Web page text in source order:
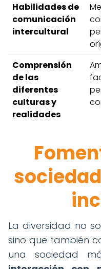
Habilidades de
comunicación
intercultural
Comprensión
de las
diferentes
culturas y
realidades
La diversidad no
sino que también
una sociedad